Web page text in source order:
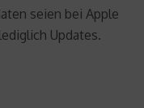
seien bei Apple
Updates.